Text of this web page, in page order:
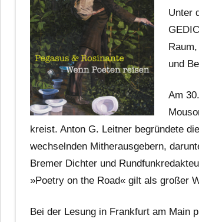
Unter
und
Am
kreist. Anton G. Leitner begründete
wechselnden Mitherausgebern,
Bremer Dichter und
»Poetry on the Road« gilt als großer
Bei der Lesung in Frankfurt am Main